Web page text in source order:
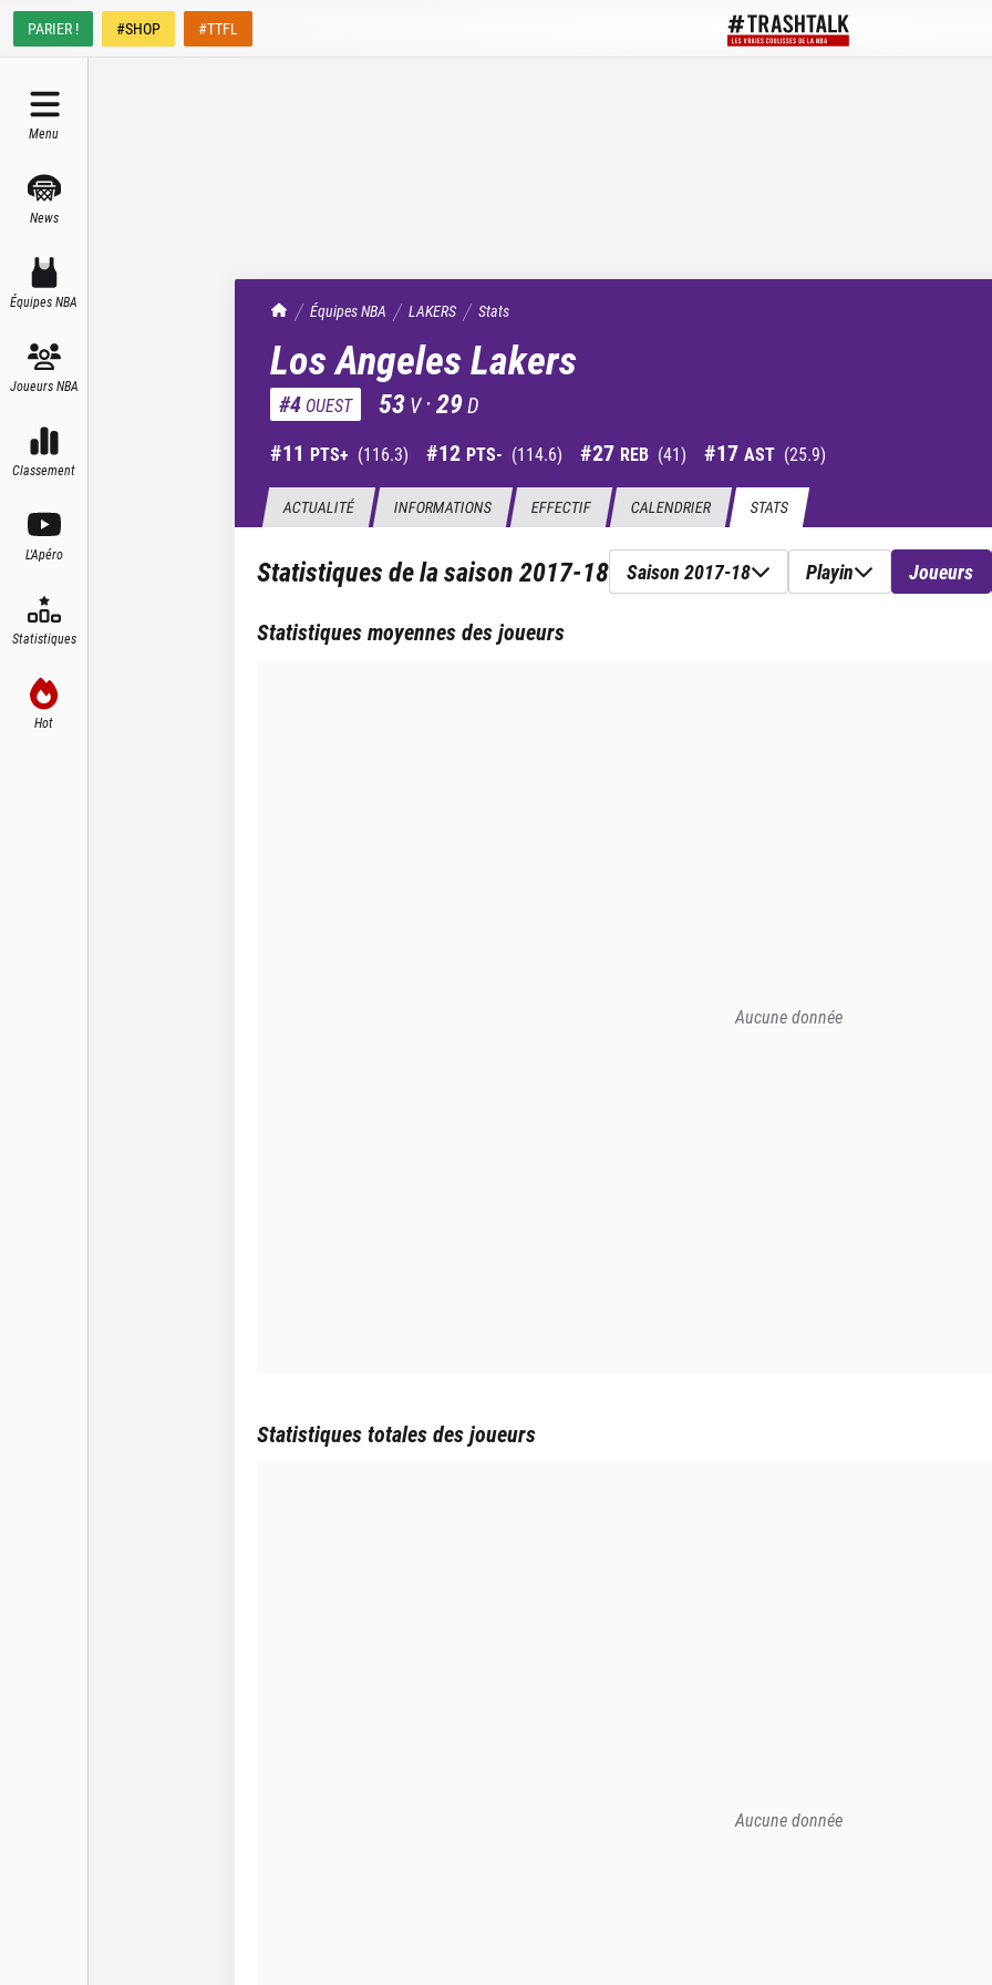
PARIER ! #SHOP #TTFL
Menu
News
Équipes NBA
Joueurs NBA
Classement
L'Apéro
Statistiques
Hot
TrashTalk Actu NBA
Équipes NBA LAKERS Stats
Los Angeles Lakers
#4 OUEST 53 V ·29D
#11 PTS+ (116.3) #12 PTS- (114.6) #27 REB (41) #17 AST (25.9)
ACTUALITÉ INFORMATIONS EFFECTIF CALENDRIER STATS
Statistiques de la saison2017-18 Saison 2017-18 Playin Joueurs
Statistiques moyennes des joueurs
Aucune donnée
Statistiques totales des joueurs
Aucune donnée